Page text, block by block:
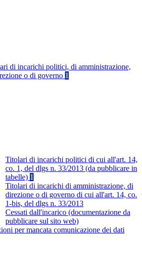
di incarichi politici, di amministrazione,
o di governo 1
Titolari di incarichi politici di cui all'art. 14,
co. 1, del dlgs n. 33/2013 (da pubblicare in
tabelle) 1
Titolari di incarichi di amministrazione, di
direzione o di governo di cui all'art. 14, co.
1-bis, del dlgs n. 33/2013
Cessati dall'incarico (documentazione da
pubblicare sul sito web)
per mancata comunicazione dei dati